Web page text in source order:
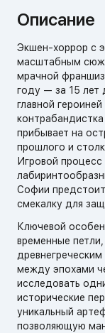
Описание
Экшен-хоррор с
масштабным
мрачной
году — за 15 лет
главной
прибывает на
прошлого и
Игровой
Софии
смекалку для
Ключевой
временные
между эпохами
исследовать
исторические
уникальный
позволяющую